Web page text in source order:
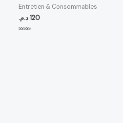
Entretien & Consommables
120د.م.